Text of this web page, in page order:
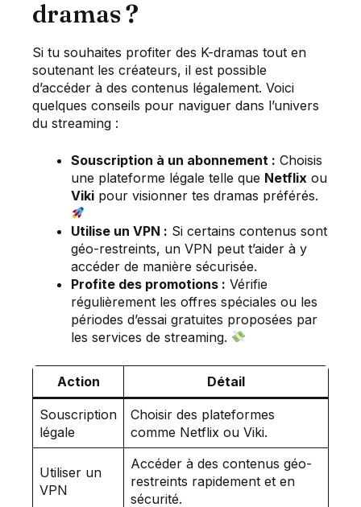
dramas ?
Si tu souhaites profiter des K-dramas tout en
soutenant les créateurs, il est possible
d’accéder à des contenus légalement. Voici
quelques conseils pour naviguer dans l’univers
du streaming :
Souscription à un abonnement : Choisis
une plateforme légale telle que Netflix ou
Viki pour visionner tes dramas préférés.
Utilise un VPN : Si certains contenus sont
géo-restreints, un VPN peut t’aider à y
accéder de manière sécurisée.
Profite des promotions : Vérifie
régulièrement les offres spéciales ou les
périodes d’essai gratuites proposées par
les services de streaming.
Action Détail
Souscription
légale
Choisir des plateformes
comme Netflix ou Viki.
Utiliser un
VPN
Accéder à des contenus géo-
restreints rapidement et en
sécurité.